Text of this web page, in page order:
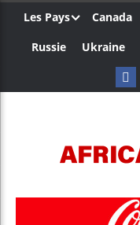
Les Pays Canada
Russie
Ukraine